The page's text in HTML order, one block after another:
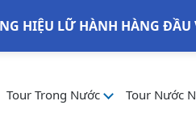
HIỆU LỮ HÀNH HÀNG ĐẦU
Tour Trong Nước Tour Nước